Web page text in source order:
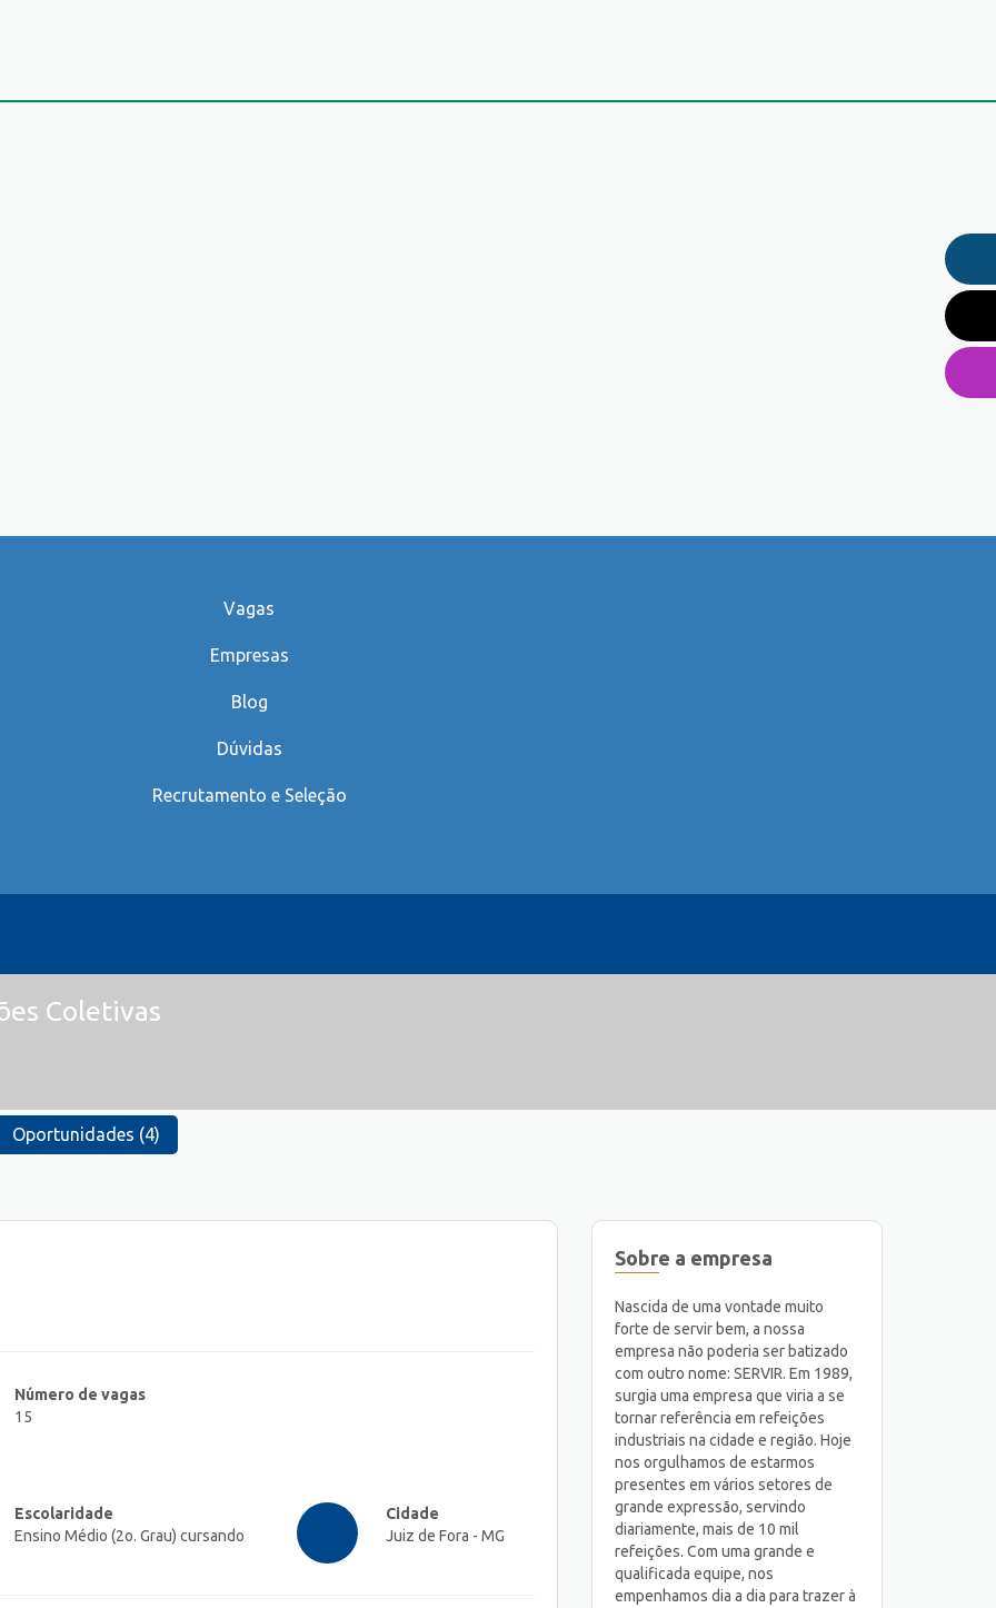
Vagas
Empresas
Blog
Dúvidas
Recrutamento e Seleção
Coletivas
Oportunidades (4)
Número de vagas
15
Escolaridade
Ensino Médio (2o. Grau) cursando
Cidade
Juiz de Fora - MG
Sobre a empresa
Nascida de uma vontade muito
forte de servir bem, a nossa
empresa não poderia ser batizado
com outro nome: SERVIR. Em 1989,
surgia uma empresa que viria a se
tornar referência em refeições
industriais na cidade e região. Hoje
nos orgulhamos de estarmos
presentes em vários setores de
grande expressão, servindo
diariamente, mais de 10 mil
refeições. Com uma grande e
qualificada equipe, nos
empenhamos dia a dia para trazer à